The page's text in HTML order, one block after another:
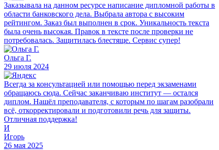
Заказывала на данном ресурсе написание дипломной работы в
области банковского дела. Выбрала автора с высоким
рейтингом. Заказ был выполнен в срок. Уникальность текста
была очень высокая. Правок в тексте после проверки не
потребовалась. Защитилась блестяще. Сервис супер!
Ольга Г.
29 июля 2024
Всегда за консультацией или помощью перед экзаменами
обращаюсь сюда. Сейчас заканчиваю институт — остался
диплом. Нашёл преподавателя, с которым по шагам разобрали
всё, откорректировали и подготовили речь для защиты.
Отличная поддержка!
И
Игорь
26 мая 2025